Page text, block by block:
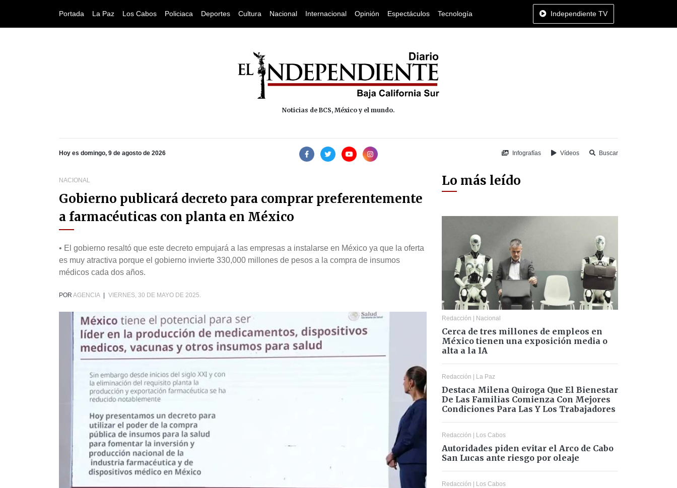
Portada La Paz Los Cabos Policiaca Deportes Cultura Nacional Internacional Opinión Espectáculos Tecnología Independiente TV
Noticias de BCS, México y el mundo.
Hoy es domingo, 9 de agosto de 2026 Infografías Vídeos Buscar
NACIONAL
Gobierno publicará decreto para comprar preferentemente
a farmacéuticas con planta en México
• El gobierno resaltó que este decreto empujará a las empresas a instalarse en México ya que la oferta
es muy atractiva porque el gobierno invierte 330,000 millones de pesos a la compra de insumos
médicos cada dos años.
POR AGENCIA VIERNES, 30 DE MAYO DE 2025.
Lo más leído
Redacción | Nacional
Cerca de tres millones de empleos en
México tienen una exposición media o
alta a la IA
Redacción | La Paz
Destaca Milena Quiroga Que El Bienestar
De Las Familias Comienza Con Mejores
Condiciones Para Las Y Los Trabajadores
Redacción | Los Cabos
Autoridades piden evitar el Arco de Cabo
San Lucas ante riesgo por oleaje
Redacción | Los Cabos